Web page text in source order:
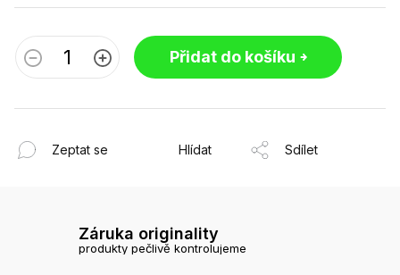
Přidat do košíku
Zeptat se Hlídat Sdílet
Záruka originality
produkty pečlivě kontrolujeme